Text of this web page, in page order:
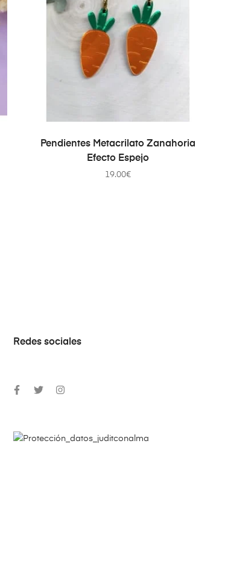
AÑADIR AL CARRITO
Pendientes Metacrilato Zanahoria
Efecto Espejo
19.00€
Redes sociales